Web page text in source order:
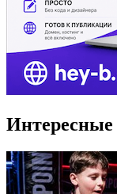
Интересные